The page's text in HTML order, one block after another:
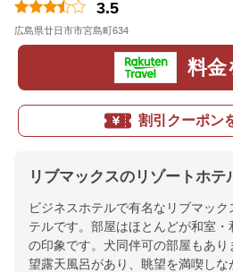
3.5
広島県廿日市市宮島町634
料金
割引クーポン
リブマックスのリゾートホテ
ビジネスホテルで有名なリブマッ
テルです。部屋はほとんどが和室
の印象です。犬同伴可の部屋もあ
望露天風呂があり、眺望を満喫し